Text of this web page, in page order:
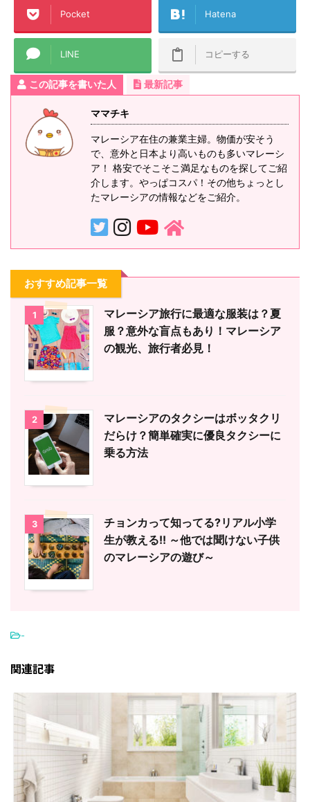
Pocket Hatena
LINE コピーする
この記事を書いた人 最新記事
ママチキ
マレーシア在住の兼業主婦。物価が安そう
で、意外と日本より高いものも多いマレーシ
ア！ 格安でそこそこ満足なものを探してご紹
介します。やっぱコスパ！その他ちょっとし
たマレーシアの情報などをご紹介。
おすすめ記事一覧
1
マレーシア旅行に最適な服装は？夏
服？意外な盲点もあり！マレーシア
の観光、旅行者必見！
2
マレーシアのタクシーはボッタクリ
だらけ？簡単確実に優良タクシーに
乗る方法
3
チョンカって知ってる?リアル小学
生が教える!! ～他では聞けない子供
のマレーシアの遊び～
-
関連記事